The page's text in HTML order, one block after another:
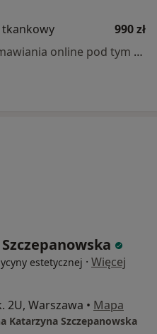
tkankowy
990 zł
Specjalista nie oferuje umawiania online pod tym adresem.
estetycznej · Więcej
2U, Warszawa • Mapa
Katarzyna Szczepanowska